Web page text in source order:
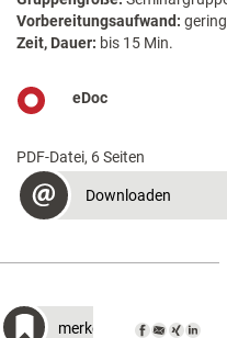
Vorbereitungsaufwand: gering
Zeit, Dauer: bis 15 Min.
eDoc
PDF-Datei, 6 Seiten
Downloaden
merken